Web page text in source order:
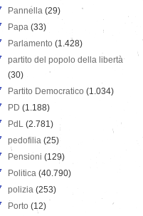
Pannella (29)
Papa (33)
Parlamento (1.428)
partito del popolo della libertà
(30)
Partito Democratico (1.034)
PD (1.188)
PdL (2.781)
pedofilia (25)
Pensioni (129)
Politica (40.790)
polizia (253)
Porto (12)